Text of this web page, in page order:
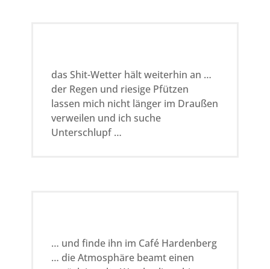
das Shit-Wetter hält weiterhin an …
der Regen und riesige Pfützen
lassen mich nicht länger im Draußen
verweilen und ich suche
Unterschlupf …
… und finde ihn im Café Hardenberg
… die Atmosphäre beamt einen